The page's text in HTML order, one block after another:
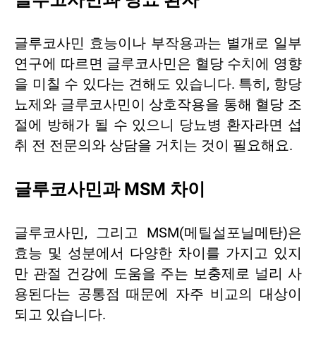
글루코사민 효능이나 부작용과는 별개로 일부
연구에 따르면 글루코사민은 혈당 수치에 영향
을 미칠 수 있다는 견해도 있습니다. 특히, 항당
뇨제와 글루코사민이 상호작용을 통해 혈당 조
절에 방해가 될 수 있으니 당뇨병 환자라면 섭
취 전 전문의와 상담을 거치는 것이 필요해요.
글루코사민과 MSM 차이
글루코사민, 그리고 MSM(메틸설포닐메탄)은
효능 및 성분에서 다양한 차이를 가지고 있지
만 관절 건강에 도움을 주는 보충제로 널리 사
용된다는 공통점 때문에 자주 비교의 대상이
되고 있습니다.